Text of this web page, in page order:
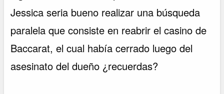
Jessica seria bueno realizar una búsqueda
paralela que consiste en reabrir el casino de
Baccarat, el cual había cerrado luego del
asesinato del dueño ¿recuerdas?